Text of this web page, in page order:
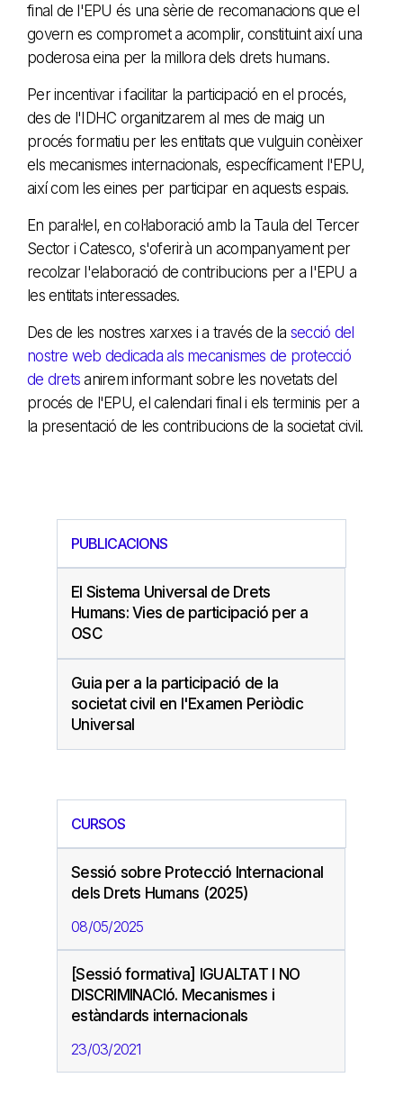
final de l'EPU és una sèrie de recomanacions que el
govern es compromet a acomplir, constituint així una
poderosa eina per la millora dels drets humans.
Per incentivar i facilitar la participació en el procés,
des de l'IDHC organitzarem al mes de maig un
procés formatiu per les entitats que vulguin conèixer
els mecanismes internacionals, específicament l'EPU,
així com les eines per participar en aquests espais.
En paral·lel, en col·laboració amb la Taula del Tercer
Sector i Catesco, s'oferirà un acompanyament per
recolzar l'elaboració de contribucions per a l'EPU a
les entitats interessades.
Des de les nostres xarxes i a través de la secció del
nostre web dedicada als mecanismes de protecció
de dretsanirem informant sobre les novetats del
procés de l'EPU, el calendari final i els terminis per a
la presentació de les contribucions de la societat civil.
PUBLICACIONS
El Sistema Universal de Drets
Humans: Vies de participació per a
OSC
Guia per a la participació de la
societat civil en l'Examen Periòdic
Universal
CURSOS
Sessió sobre Protecció Internacional
dels Drets Humans (2025)
08/05/2025
[Sessió formativa] IGUALTAT I NO
DISCRIMINACIó. Mecanismes i
estàndards internacionals
23/03/2021